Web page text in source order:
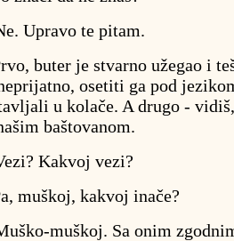
Upravo te pitam.
buter je stvarno užegao i
osetiti ga pod
u kolače. A drugo -
baštovanom.
Kakvoj vezi?
muškoj, kakvoj inače?
muškoj. Sa onim